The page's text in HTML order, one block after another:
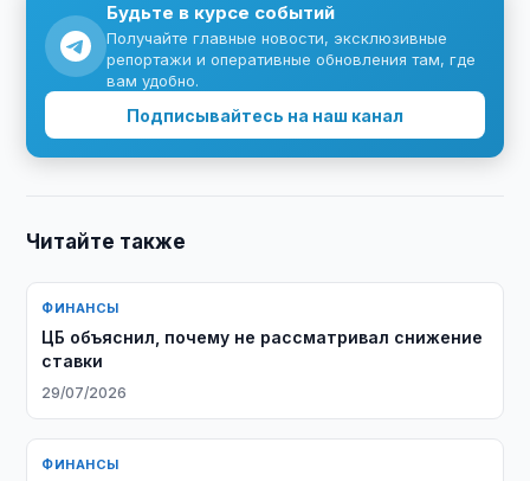
Будьте в курсе событий
Получайте главные новости, эксклюзивные
репортажи и оперативные обновления там, где
вам удобно.
Подписывайтесь на наш канал
Читайте также
ФИНАНСЫ
ЦБ объяснил, почему не рассматривал снижение
ставки
29/07/2026
ФИНАНСЫ